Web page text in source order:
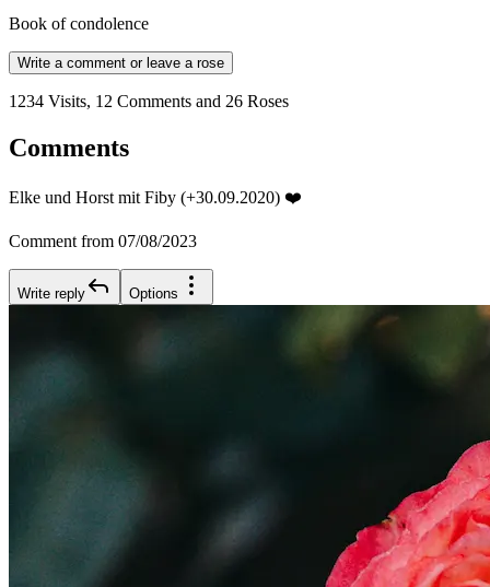
Book of condolence
Write a comment or leave a rose
1234 Visits, 12 Comments and 26 Roses
Comments
Elke und Horst mit Fiby (+30.09.2020) ❤️
Comment from 07/08/2023
Write reply Options